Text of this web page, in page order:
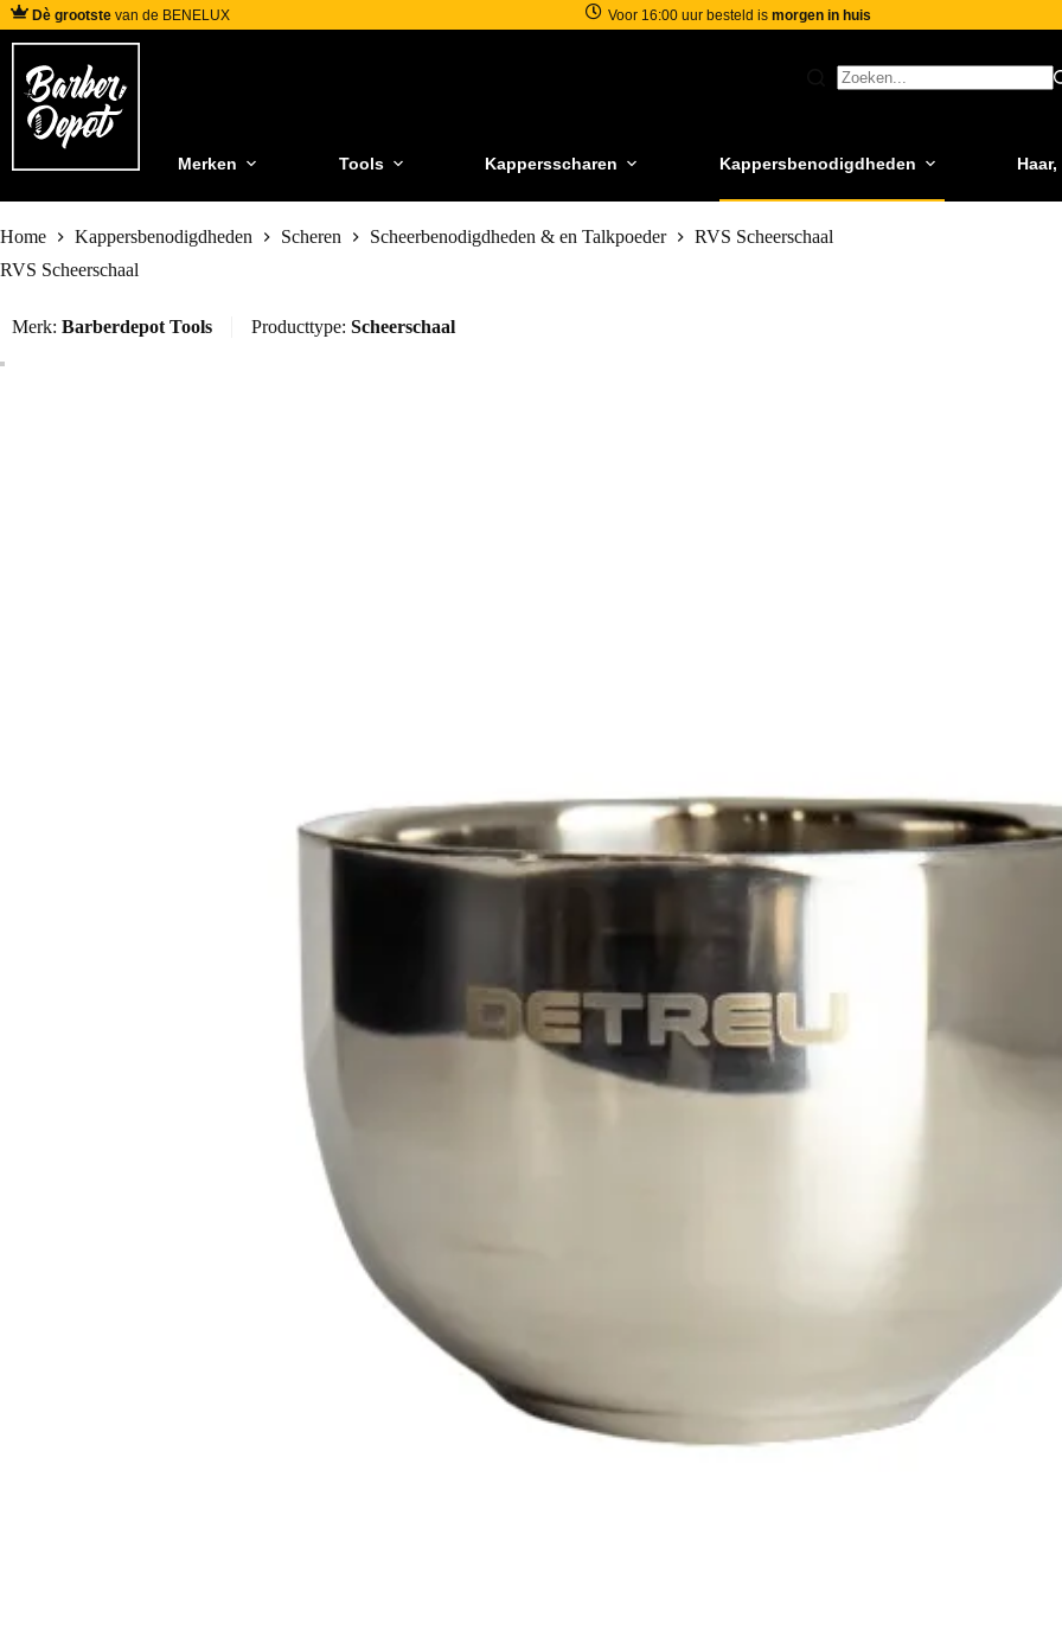
Dè grootste van de BENELUX Voor 16:00 uur besteld ismorgen in huis
Merken Tools Kappersscharen Kappersbenodigdheden
Home Kappersbenodigdheden Scheren Scheerbenodigdheden & en Talkpoeder
RVS Scheerschaal
RVS Scheerschaal
Merk: Barberdepot Tools Producttype: Scheerschaal